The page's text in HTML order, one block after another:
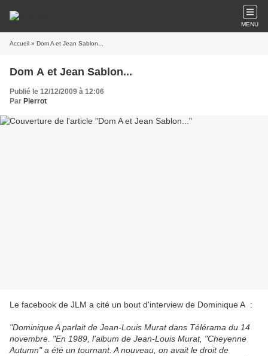
MENU
Accueil » Dom A et Jean Sablon...
Dom A et Jean Sablon...
Publié le 12/12/2009 à 12:06
Par Pierrot
Le facebook de JLM a cité un bout d'interview de Dominique A :
"Dominique A parlait de Jean-Louis Murat dans Télérama du 14
novembre. "En 1989, l'album de Jean-Louis Murat, "Cheyenne
Autumn" a été un tournant. A nouveau, on avait le droit de